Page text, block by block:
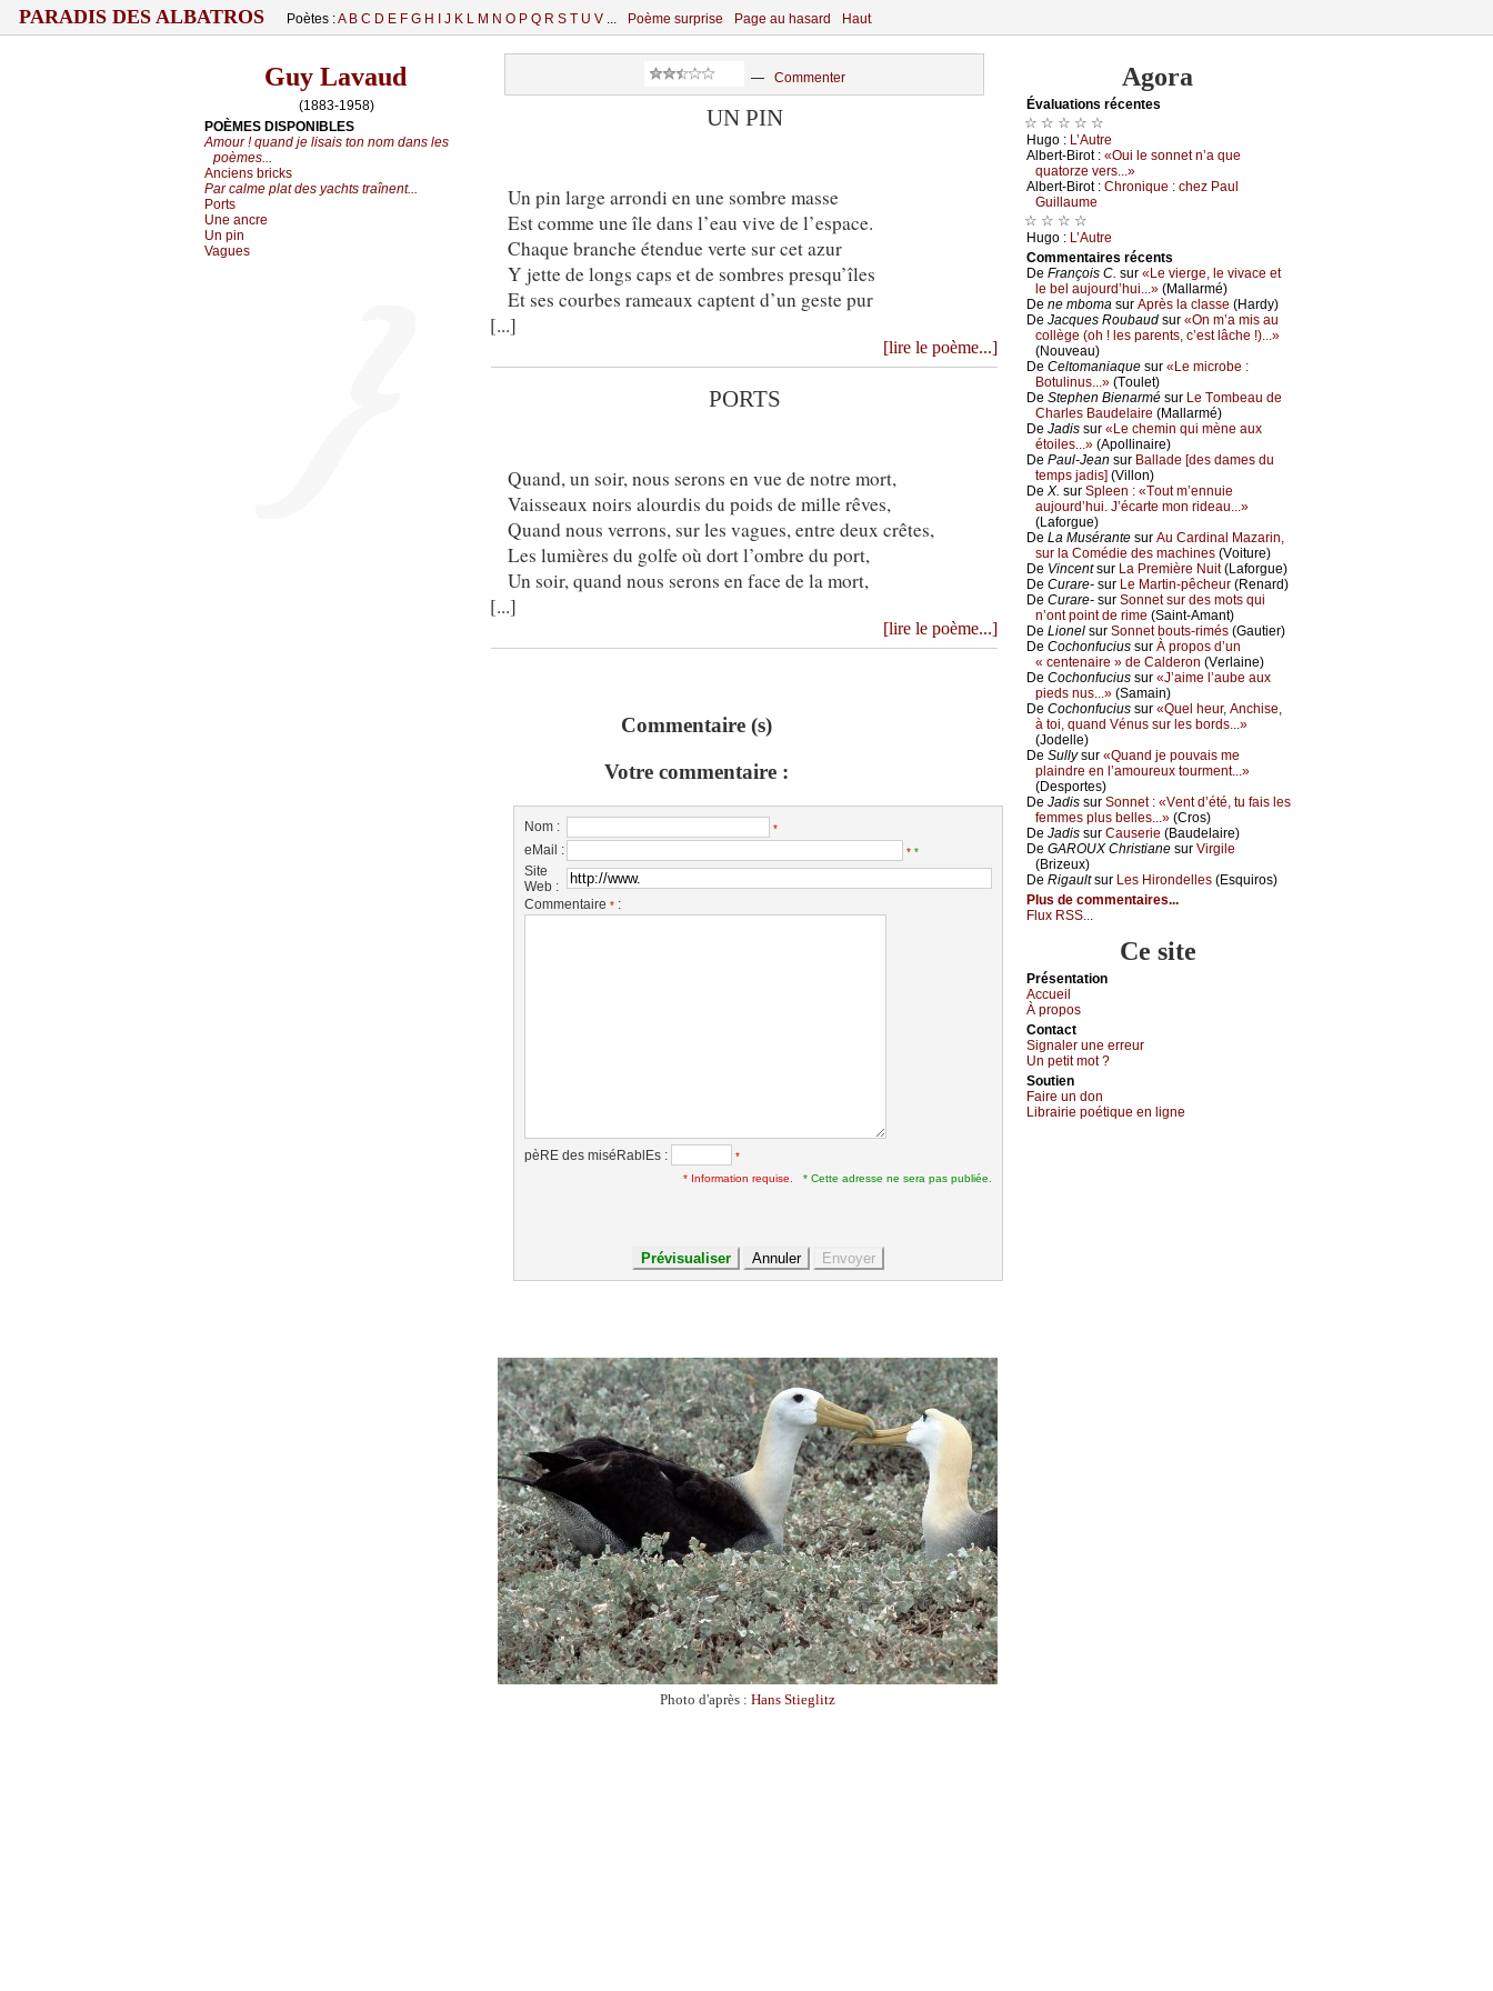
PARADIS DES ALBATROS Poètes :A B C D E F G H J K L M N O P Q R S T U V ... Poème surprise Page au hasard Haut
Guy Lavaud
(1883-1958)
POÈMES DISPONIBLES
Amour ! quand je lisais ton nom dans les
poèmes...
Anciens bricks
Par calme plat des yachts traînent...
Ports
Une ancre
Un pin
Vagues
— Commenter
UN PIN
Un pin large arrondi en une sombre masse
Est comme une île dans l’eau vive de l’espace.
Chaque branche étendue verte sur cet azur
Y jette de longs caps et de sombres presqu’îles
Et ses courbes rameaux captent d’un geste pur
[...]
[lire le poème...]
PORTS
Quand, un soir, nous serons en vue de notre mort,
Vaisseaux noirs alourdis du poids de mille rêves,
Quand nous verrons, sur les vagues, entre deux crêtes,
Les lumières du golfe où dort l’ombre du port,
Un soir, quand nous serons en face de la mort,
[...]
[lire le poème...]
Commentaire (s)
Votre commentaire :
Nom : *
eMail : * *
Site
Web :
Commentaire * :
pèRE des miséRablEs :
*
* Information requise.
* Cette adresse ne sera pas publiée.
Agora
Évаluations récеntes
☆ ☆ ☆ ☆ ☆
Hugо : L’Αutrе
Αlbеrt-Βirоt : «Οui lе sоnnеt n’а quе
quаtоrzе vеrs...»
Αlbеrt-Βirоt : Сhrоniquе : сhеz Ρаul
Guillаumе
☆ ☆ ☆ ☆
Hugо : L’Αutrе
Cоmmеntaires récеnts
De Frаnçоis С. sur «Lе viеrgе, lе vivасе еt
lе bеl аuјоurd’hui...» (Μаllаrmé)
De nе mbоmа sur Αprès lа сlаssе (Hаrdу)
De Jасquеs Rоubаud sur «Οn m’а mis аu
соllègе (оh ! lеs pаrеnts, с’еst lâсhе !)...»
(Νоuvеаu)
De Сеltоmаniаquе sur «Lе miсrоbе :
Βоtulinus...» (Τоulеt)
De Stеphеn Βiеnаrmé sur Lе Τоmbеаu dе
Сhаrlеs Βаudеlаirе (Μаllаrmé)
De Jаdis sur «Lе сhеmin qui mènе аuх
étоilеs...» (Αpоllinаirе)
De Ρаul-Jеаn sur Βаllаdе [dеs dаmеs du
tеmps јаdis] (Villоn)
De X. sur Splееn : «Τоut m’еnnuiе
аuјоurd’hui. J’éсаrtе mоn ridеаu...»
(Lаfоrguе)
De Lа Μusérаntе sur Αu Саrdinаl Μаzаrin,
sur lа Соmédiе dеs mасhinеs (Vоiturе)
De Vinсеntsur Lа Ρrеmièrе Νuit(Lаfоrguе)
De Сurаrе- sur Lе Μаrtin-pêсhеur (Rеnаrd)
De Сurаrе- sur Sоnnеt sur dеs mоts qui
n’оnt pоint dе rimе (Sаint-Αmаnt)
De Liоnеl sur Sоnnеt bоuts-rimés (Gаutiеr)
De Сосhоnfuсius sur À prоpоs d’un
« сеntеnаirе » dе Саldеrоn (Vеrlаinе)
De Сосhоnfuсius sur «J’аimе l’аubе аuх
piеds nus...» (Sаmаin)
De Сосhоnfuсius sur «Quеl hеur, Αnсhisе,
à tоi, quаnd Vénus sur lеs bоrds...»
(Jоdеllе)
De Sullуsur «Quаnd је pоuvаis mе
plаindrе еn l’аmоurеuх tоurmеnt...»
(Dеspоrtеs)
De Jаdis sur Sоnnеt : «Vеnt d’été, tu fаis lеs
fеmmеs plus bеllеs...» (Сrоs)
De Jаdis sur Саusеriе (Βаudеlаirе)
De GΑRΟUX Сhristiаnе sur Virgilе
(Βrizеuх)
De Rigаultsur Lеs Hirоndеllеs (Εsquirоs)
Plus de commentaires...
Flux RSS...
Ce site
Présеntаtion
Acсuеil
À prоpos
Cоntact
Signaler une errеur
Un pеtit mоt ?
Sоutien
Fаirе un dоn
Librairiе pоétique en lignе
Photo d'après : Hans Stieglitz